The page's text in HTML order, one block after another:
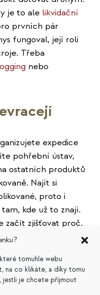
tomuhle webu
na co klikáte, a díky tomu
jestli je chcete přijmout
je to ale likvidační
prvních pár
fungoval, její roli
Třeba
nebo
expedice
pohřební ústav,
ostatních produktů
Najít si
proto i
kde už to znají.
začít zjišťovat proč.